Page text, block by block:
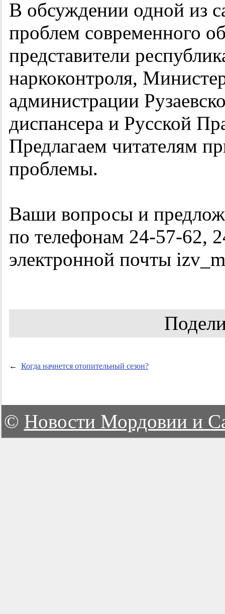
В обсуждении одной из
проблем современного
представители
наркоконтроля,
администрации
диспансера и Русской
Предлагаем читателям
проблемы.
Ваши вопросы и
по телефонам 24-57-62,
электронной почты
← Когда начнется отопительный сезон?
© Новости Мордовии и